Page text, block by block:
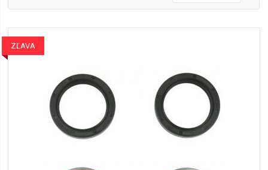
ZĽAVA